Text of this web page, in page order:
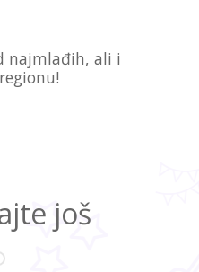
najmlađih, ali i
još